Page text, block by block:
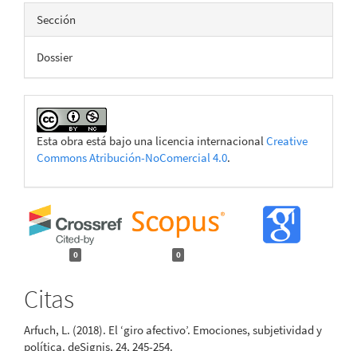
Sección
Dossier
Esta obra está bajo una licencia internacionalCreative
Commons Atribución-NoComercial 4.0.
0 0
Citas
Arfuch, L. (2018). El ‘giro afectivo’. Emociones, subjetividad y
política. deSignis, 24, 245-254.